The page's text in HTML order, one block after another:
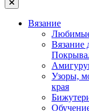
Вязание
Вязание
Узоры,
края